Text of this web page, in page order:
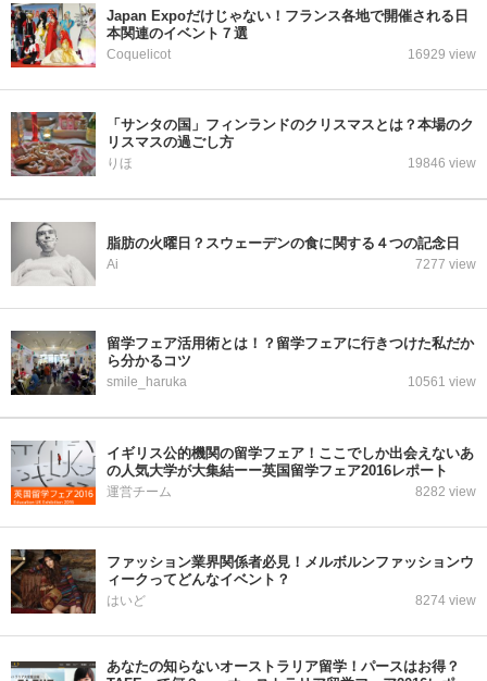
Japan Expoだけじゃない！フランス各地で開催される日
本関連のイベント７選
Coquelicot 16929 view
「サンタの国」フィンランドのクリスマスとは？本場のク
リスマスの過ごし方
りほ 19846 view
脂肪の火曜日？スウェーデンの食に関する４つの記念日
Ai 7277 view
留学フェア活用術とは！？留学フェアに行きつけた私だか
ら分かるコツ
smile_haruka 10561 view
イギリス公的機関の留学フェア！ここでしか出会えないあ
の人気大学が大集結ーー英国留学フェア2016レポート
運営チーム 8282 view
ファッション業界関係者必見！メルボルンファッションウ
ィークってどんなイベント？
はいど 8274 view
あなたの知らないオーストラリア留学！パースはお得？